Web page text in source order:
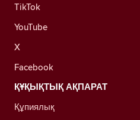
TikTok
YouTube
X
Facebook
ҚҰҚЫҚТЫҚ АҚПАРАТ
Құпиялық